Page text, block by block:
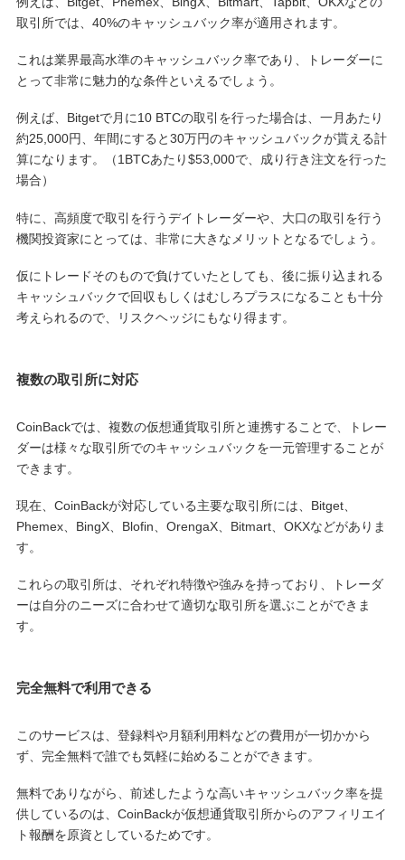
取引所では、40%のキャッシュバック率が適用されます。
これは業界最高水準のキャッシュバック率であり、トレーダーに
とって非常に魅力的な条件といえるでしょう。
例えば、Bitgetで月に10 BTCの取引を行った場合は、一月あたり
約25,000円、年間にすると30万円のキャッシュバックが貰える計
算になります。（1BTCあたり$53,000で、成り行き注文を行った
場合）
特に、高頻度で取引を行うデイトレーダーや、大口の取引を行う
機関投資家にとっては、非常に大きなメリットとなるでしょう。
仮にトレードそのもので負けていたとしても、後に振り込まれる
キャッシュバックで回収もしくはむしろプラスになることも十分
考えられるので、リスクヘッジにもなり得ます。
複数の取引所に対応
CoinBackでは、複数の仮想通貨取引所と連携することで、トレー
ダーは様々な取引所でのキャッシュバックを一元管理することが
できます。
現在、CoinBackが対応している主要な取引所には、Bitget、
Phemex、BingX、Blofin、OrengaX、Bitmart、OKXなどがありま
す。
これらの取引所は、それぞれ特徴や強みを持っており、トレーダ
ーは自分のニーズに合わせて適切な取引所を選ぶことができま
す。
完全無料で利用できる
このサービスは、登録料や月額利用料などの費用が一切かから
ず、完全無料で誰でも気軽に始めることができます。
無料でありながら、前述したような高いキャッシュバック率を提
供しているのは、CoinBackが仮想通貨取引所からのアフィリエイ
ト報酬を原資としているためです。